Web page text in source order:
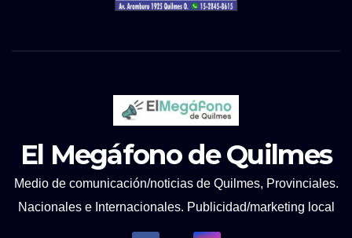
El Megáfono de Quilmes
Medio de comunicación/noticias de Quilmes, Provinciales.
Nacionales e Internacionales. Publicidad/marketing local